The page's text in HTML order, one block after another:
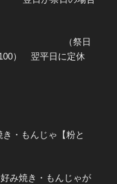
（祭日
） 翌平日に定休
・もんじゃ【粉と
み焼き・もんじゃが